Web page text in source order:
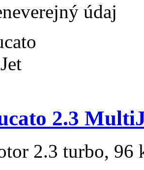
neverejný údaj
2.3
2.3 turbo, 96